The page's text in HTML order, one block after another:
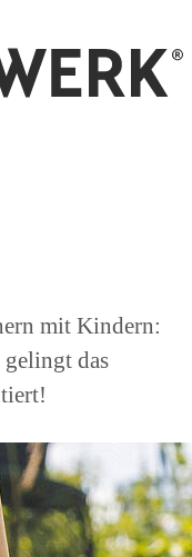
mit Kindern:
das